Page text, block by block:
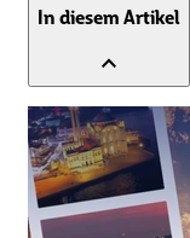
In diesem Artikel
expand_less